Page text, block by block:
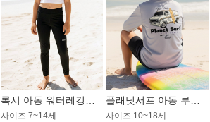
사이즈 7~14세
사이즈 10~18세